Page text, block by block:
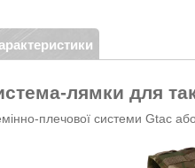
лямки для
плечової системи Gtac